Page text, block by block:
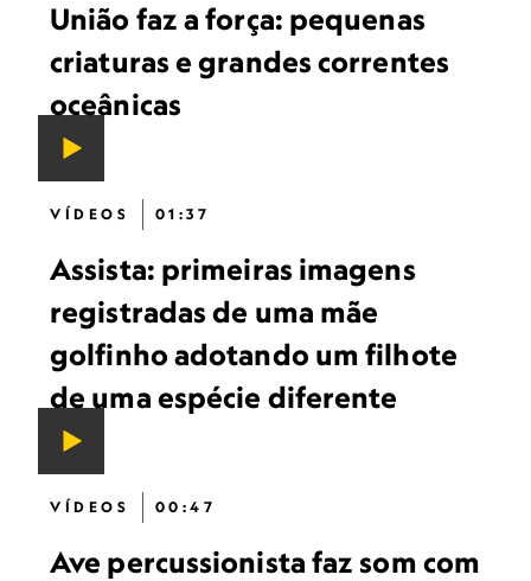
União faz a força: pequenas
criaturas e grandes correntes
oceânicas
VÍDEOS 01:37
Assista: primeiras imagens
registradas de uma mãe
golfinho adotando um filhote
de uma espécie diferente
VÍDEOS 00:47
Ave percussionista faz som com